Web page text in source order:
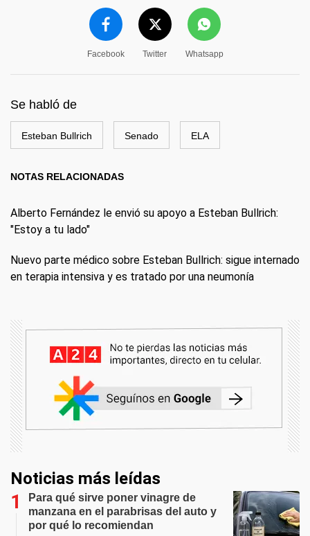
Facebook Twitter Whatsapp
Se habló de
Esteban Bullrich Senado ELA
NOTAS RELACIONADAS
Alberto Fernández le envió su apoyo a Esteban Bullrich:
"Estoy a tu lado"
Nuevo parte médico sobre Esteban Bullrich: sigue internado
en terapia intensiva y es tratado por una neumonía
Noticias más leídas
Para qué sirve poner vinagre de
manzana en el parabrisas del auto y
por qué lo recomiendan